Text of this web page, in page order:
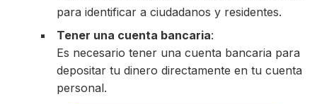
para identificar a ciudadanos y residentes.
Tener una cuenta bancaria:
Es necesario tener una cuenta bancaria para
depositar tu dinero directamente en tu cuenta
personal.